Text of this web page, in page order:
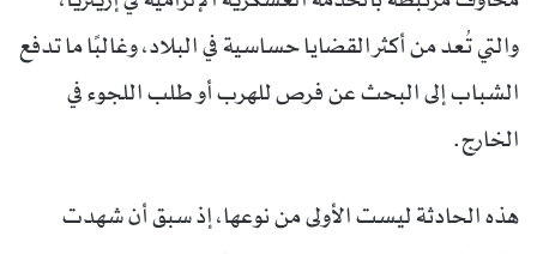
والتي تُعد من أكثر القضايا حساسية في البلاد، وغالبًا ما تدفع
الشباب إلى البحث عن فرص للهرب أو طلب اللجوء في
الخارج.
هذه الحادثة ليست الأولى من نوعها، إذ سبق أن شهدت